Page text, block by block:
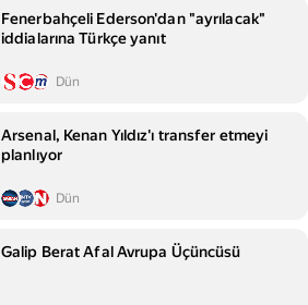
Fenerbahçeli Ederson'dan "ayrılacak"
iddialarına Türkçe yanıt
Dün
Arsenal, Kenan Yıldız'ı transfer etmeyi
planlıyor
Dün
Galip Berat Afal Avrupa Üçüncüsü